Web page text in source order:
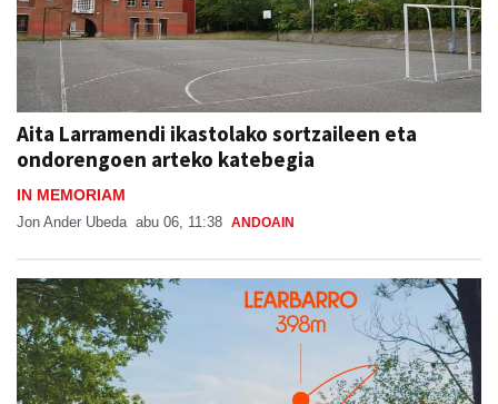
Aita Larramendi ikastolako sortzaileen eta
ondorengoen arteko katebegia
IN MEMORIAM
Jon Ander Ubeda abu 06, 11:38 ANDOAIN